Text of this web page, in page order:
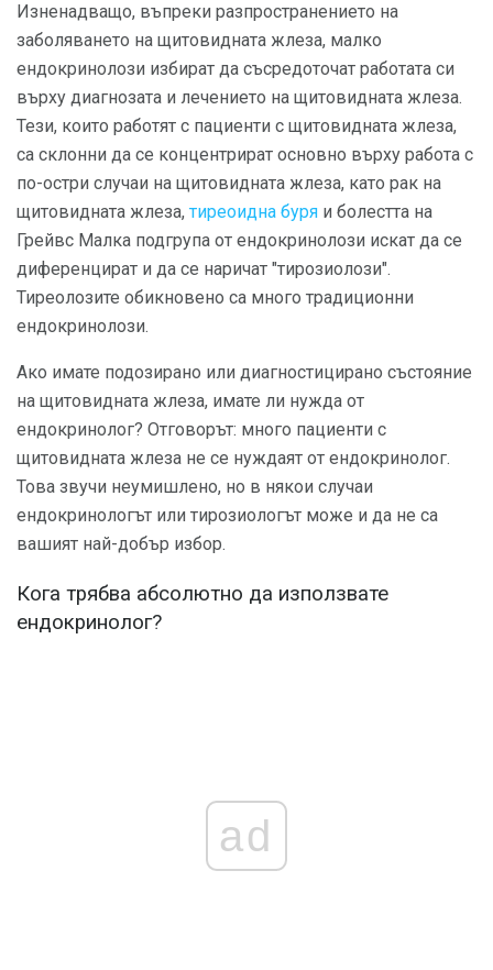
Изненадващо, въпреки разпространението на
заболяването на щитовидната жлеза, малко
ендокринолози избират да съсредоточат работата си
върху диагнозата и лечението на щитовидната жлеза.
Тези, които работят с пациенти с щитовидната жлеза,
са склонни да се концентрират основно върху работа с
по-остри случаи на щитовидната жлеза, като рак на
щитовидната жлеза, тиреоидна буря и болестта на
Грейвс Малка подгрупа от ендокринолози искат да се
диференцират и да се наричат ​​"тирозиолози".
Тиреолозите обикновено са много традиционни
ендокринолози.
Ако имате подозирано или диагностицирано състояние
на щитовидната жлеза, имате ли нужда от
ендокринолог? Отговорът: много пациенти с
щитовидната жлеза не се нуждаят от ендокринолог.
Това звучи неумишлено, но в някои случаи
ендокринологът или тирозиологът може и да не са
вашият най-добър избор.
Кога трябва абсолютно да използвате
ендокринолог?
ad